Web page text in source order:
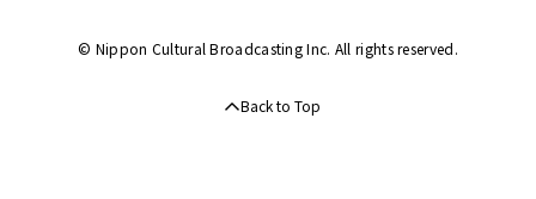
© Nippon Cultural Broadcasting Inc. All rights reserved.
Back to Top